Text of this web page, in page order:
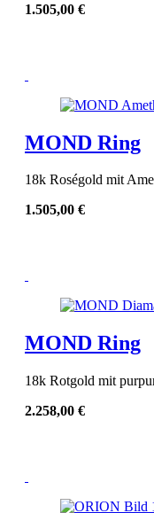
1.505,00 €
MOND Ring
18k Roségold mit
1.505,00 €
MOND Ring
18k Rotgold mit
2.258,00 €